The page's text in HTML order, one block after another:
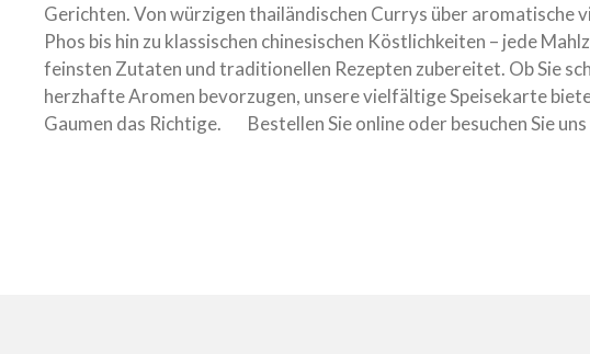
Gerichten. Von würzigen thailändischen Currys über aromatische
Phos bis hin zu klassischen chinesischen Köstlichkeiten – jede
feinsten Zutaten und traditionellen Rezepten zubereitet. Ob Sie
herzhafte Aromen bevorzugen, unsere vielfältige Speisekarte
Gaumen das Richtige. Bestellen Sie online oder besuchen Sie